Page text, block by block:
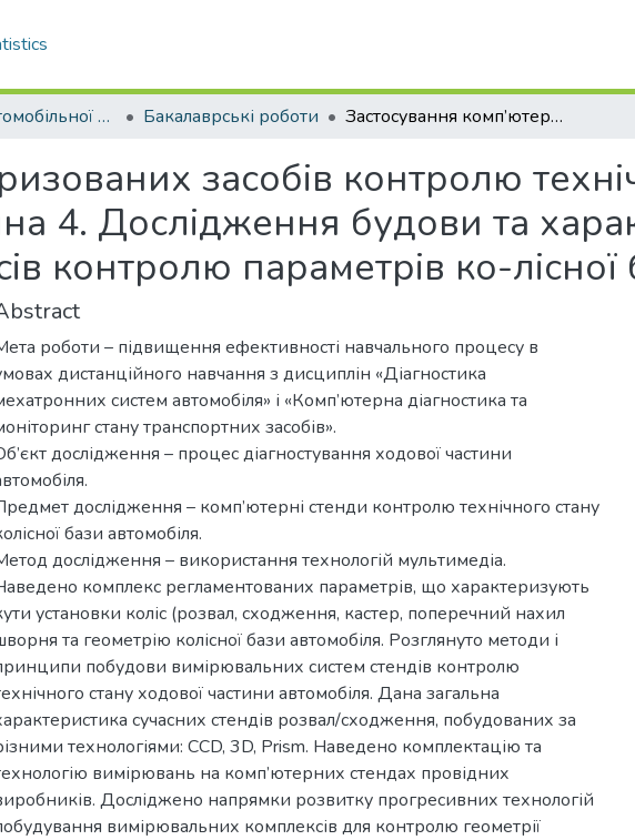
Кафедра автомобільної електроніки Бакалаврські роботи Застосування комп’ютеризованих засобів контролю технічного стану автомобіля. Частина 4. Дослідження будови та характеристик комп’ютерних комплексів контролю параметрів ко-лісної бази
засобів контролю
4. Дослідження будови та
контролю параметрів ко-лісної
роботи – підвищення ефективності навчального процесу в
дистанційного навчання з дисциплін «Діагностика
систем автомобіля» і «Комп’ютерна діагностика та
стану транспортних засобів».
дослідження – процес діагностування ходової частини
дослідження – комп’ютерні стенди контролю технічного стану
бази автомобіля.
дослідження – використання технологій мультимедіа.
комплекс регламентованих параметрів, що характеризують
установки коліс (розвал, сходження, кастер, поперечний нахил
та геометрію колісної бази автомобіля. Розглянуто методи і
побудови вимірювальних систем стендів контролю
стану ходової частини автомобіля. Дана загальна
сучасних стендів розвал/сходження, побудованих за
технологіями: ССD, 3D, Prism. Наведено комплектацію та
вимірювань на комп’ютерних стендах провідних
Досліджено напрямки розвитку прогресивних технологій
вимірювальних комплексів для контролю геометрії